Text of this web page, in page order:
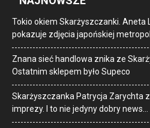
Tokio okiem Skarżyszczanki. Aneta
pokazuje zdjęcia japońskiej
Znana sieć handlowa znika ze
Ostatnim sklepem było Supeco
Skarżyszczanka Patrycja Zarychta
imprezy. I to nie jedyny dobry news…